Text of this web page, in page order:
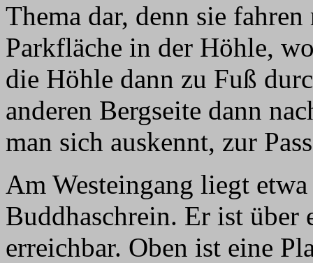
Thema dar, denn sie
Parkfläche in der Höhle,
die Höhle dann zu Fuß
anderen Bergseite dann
man sich auskennt, zur
Am Westeingang liegt
Buddhaschrein. Er ist über
erreichbar. Oben ist eine